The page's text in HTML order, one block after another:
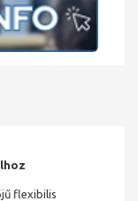
flexibilis